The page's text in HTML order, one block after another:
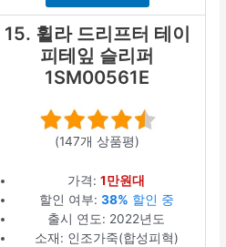
15. 휠라 드리프터 테이
피테잎 슬리퍼
1SM00561E
(147개 상품평)
가격:1만원대
할인 여부: 38% 할인 중
출시 연도: 2022년도
소재: 인조가죽(합성피혁)